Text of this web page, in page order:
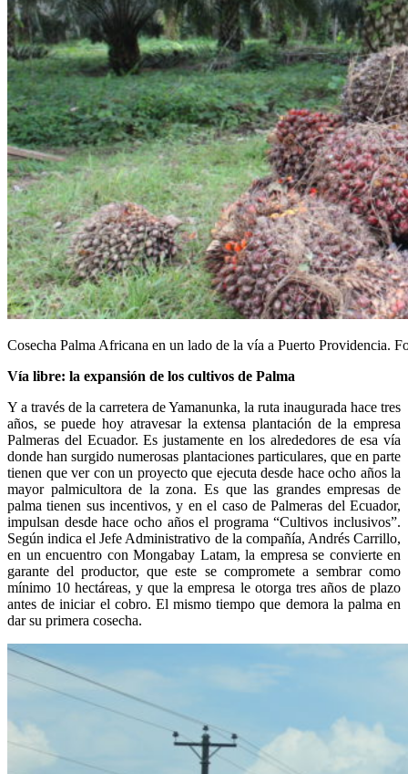
Cosecha Palma Africana en un lado de la vía a Puerto Providencia.
Vía libre: la expansión de los cultivos de Palma
Y a través de la carretera de Yamanunka, la ruta inaugurada hace tres
años, se puede hoy atravesar la extensa plantación de la empresa
Palmeras del Ecuador. Es justamente en los alrededores de esa vía
donde han surgido numerosas plantaciones particulares, que en parte
tienen que ver con un proyecto que ejecuta desde hace ocho años la
mayor palmicultora de la zona. Es que las grandes empresas de
palma tienen sus incentivos, y en el caso de Palmeras del Ecuador,
impulsan desde hace ocho años el programa “Cultivos inclusivos”.
Según indica el Jefe Administrativo de la compañía, Andrés Carrillo,
en un encuentro con Mongabay Latam, la empresa se convierte en
garante del productor, que este se compromete a sembrar como
mínimo 10 hectáreas, y que la empresa le otorga tres años de plazo
antes de iniciar el cobro. El mismo tiempo que demora la palma en
dar su primera cosecha.